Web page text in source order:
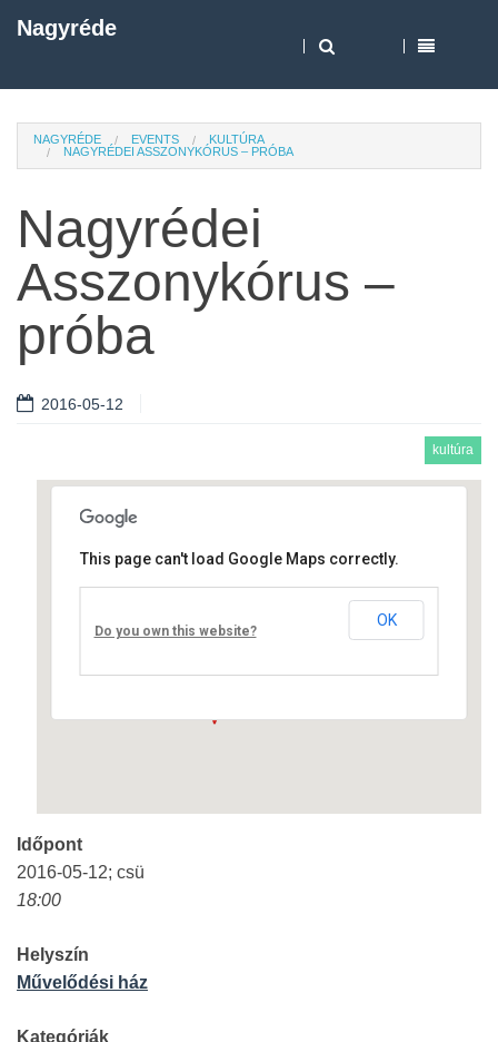
Nagyréde
NAGYRÉDE EVENTS
KULTÚRA
NAGYRÉDEI ASSZONYKÓRUS – PRÓBA
Nagyrédei
Asszonykórus –
próba
2016-05-12
kultúra
Művelődési ház
Fő út 8 - Nagyréde
This page can't load Google Maps correctly.
Do you own this website?
OK
Időpont
2016-05-12; csü
18:00
Helyszín
Művelődési ház
Kategóriák